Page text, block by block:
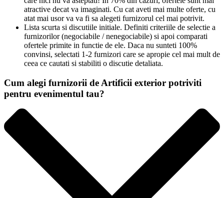
atractive decat va imaginati. Cu cat aveti mai multe oferte, cu
atat mai usor va va fi sa alegeti furnizorul cel mai potrivit.
Lista scurta si discutiile initiale. Definiti criteriile de selectie a
furnizorilor (negociabile / nenegociabile) si apoi comparati
ofertele primite in functie de ele. Daca nu sunteti 100%
convinsi, selectati 1-2 furnizori care se apropie cel mai mult de
ceea ce cautati si stabiliti o discutie detaliata.
Cum alegi furnizorii de Artificii exterior potriviti
pentru evenimentul tau?